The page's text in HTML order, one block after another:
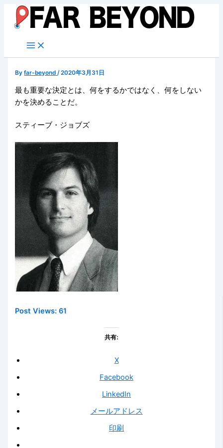
キ
Byfar-beyond/2020年3月31日
最も重要な決定とは、何をするかではなく、何をしない
かを決めることだ。
スティーブ・ジョブズ
Post Views: 61
共有:
X
Facebook
LinkedIn
メールアドレス
印刷